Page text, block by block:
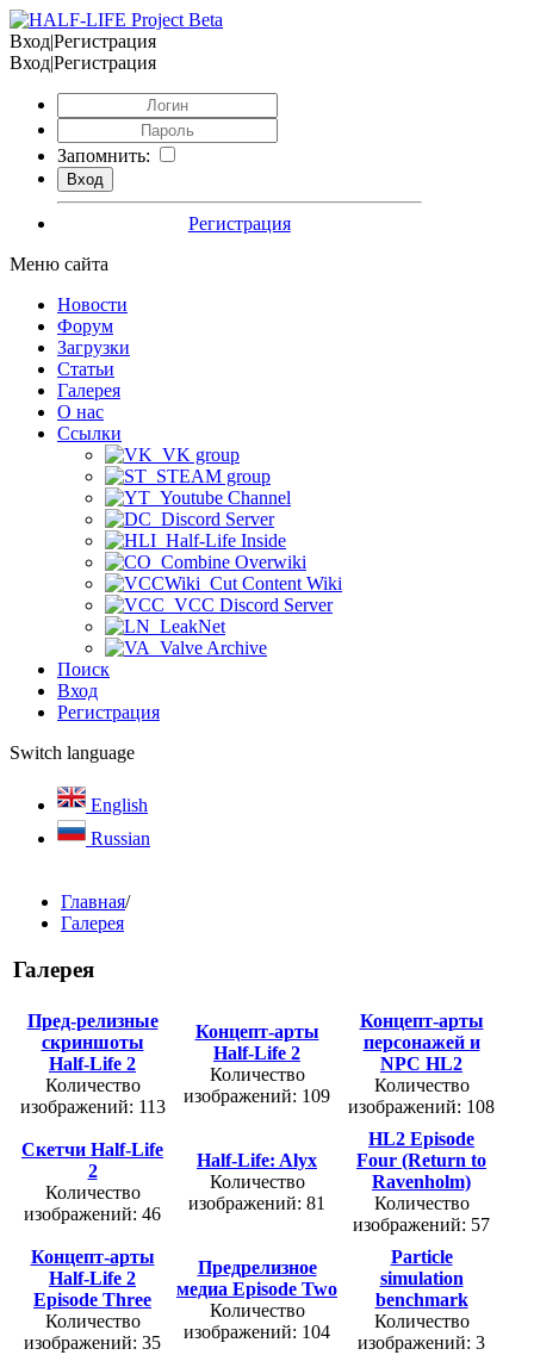
Вход|Регистрация
Вход|Регистрация
Запомнить:
Регистрация
Меню сайта
Новости
Форум
Загрузки
Статьи
Галерея
О нас
Ссылки
VK group
STEAM group
Youtube Channel
Discord Server
Half-Life Inside
Combine Overwiki
Cut Content Wiki
VCC Discord Server
LeakNet
Valve Archive
Поиск
Вход
Регистрация
Switch language
English
Russian
Главная/
Галерея
Галерея
Пред-релизные
скриншоты
Half-Life 2
Количество
изображений: 113
Концепт-арты
Half-Life 2
Количество
изображений: 109
Концепт-арты
персонажей и
NPC HL2
Количество
изображений: 108
Скетчи Half-Life
2
Количество
изображений: 46
Half-Life: Alyx
Количество
изображений: 81
HL2 Episode
Four (Return to
Ravenholm)
Количество
изображений: 57
Концепт-арты
Half-Life 2
Episode Three
Количество
изображений: 35
Предрелизное
медиа Episode Two
Количество
изображений: 104
Particle
simulation
benchmark
Количество
изображений: 3